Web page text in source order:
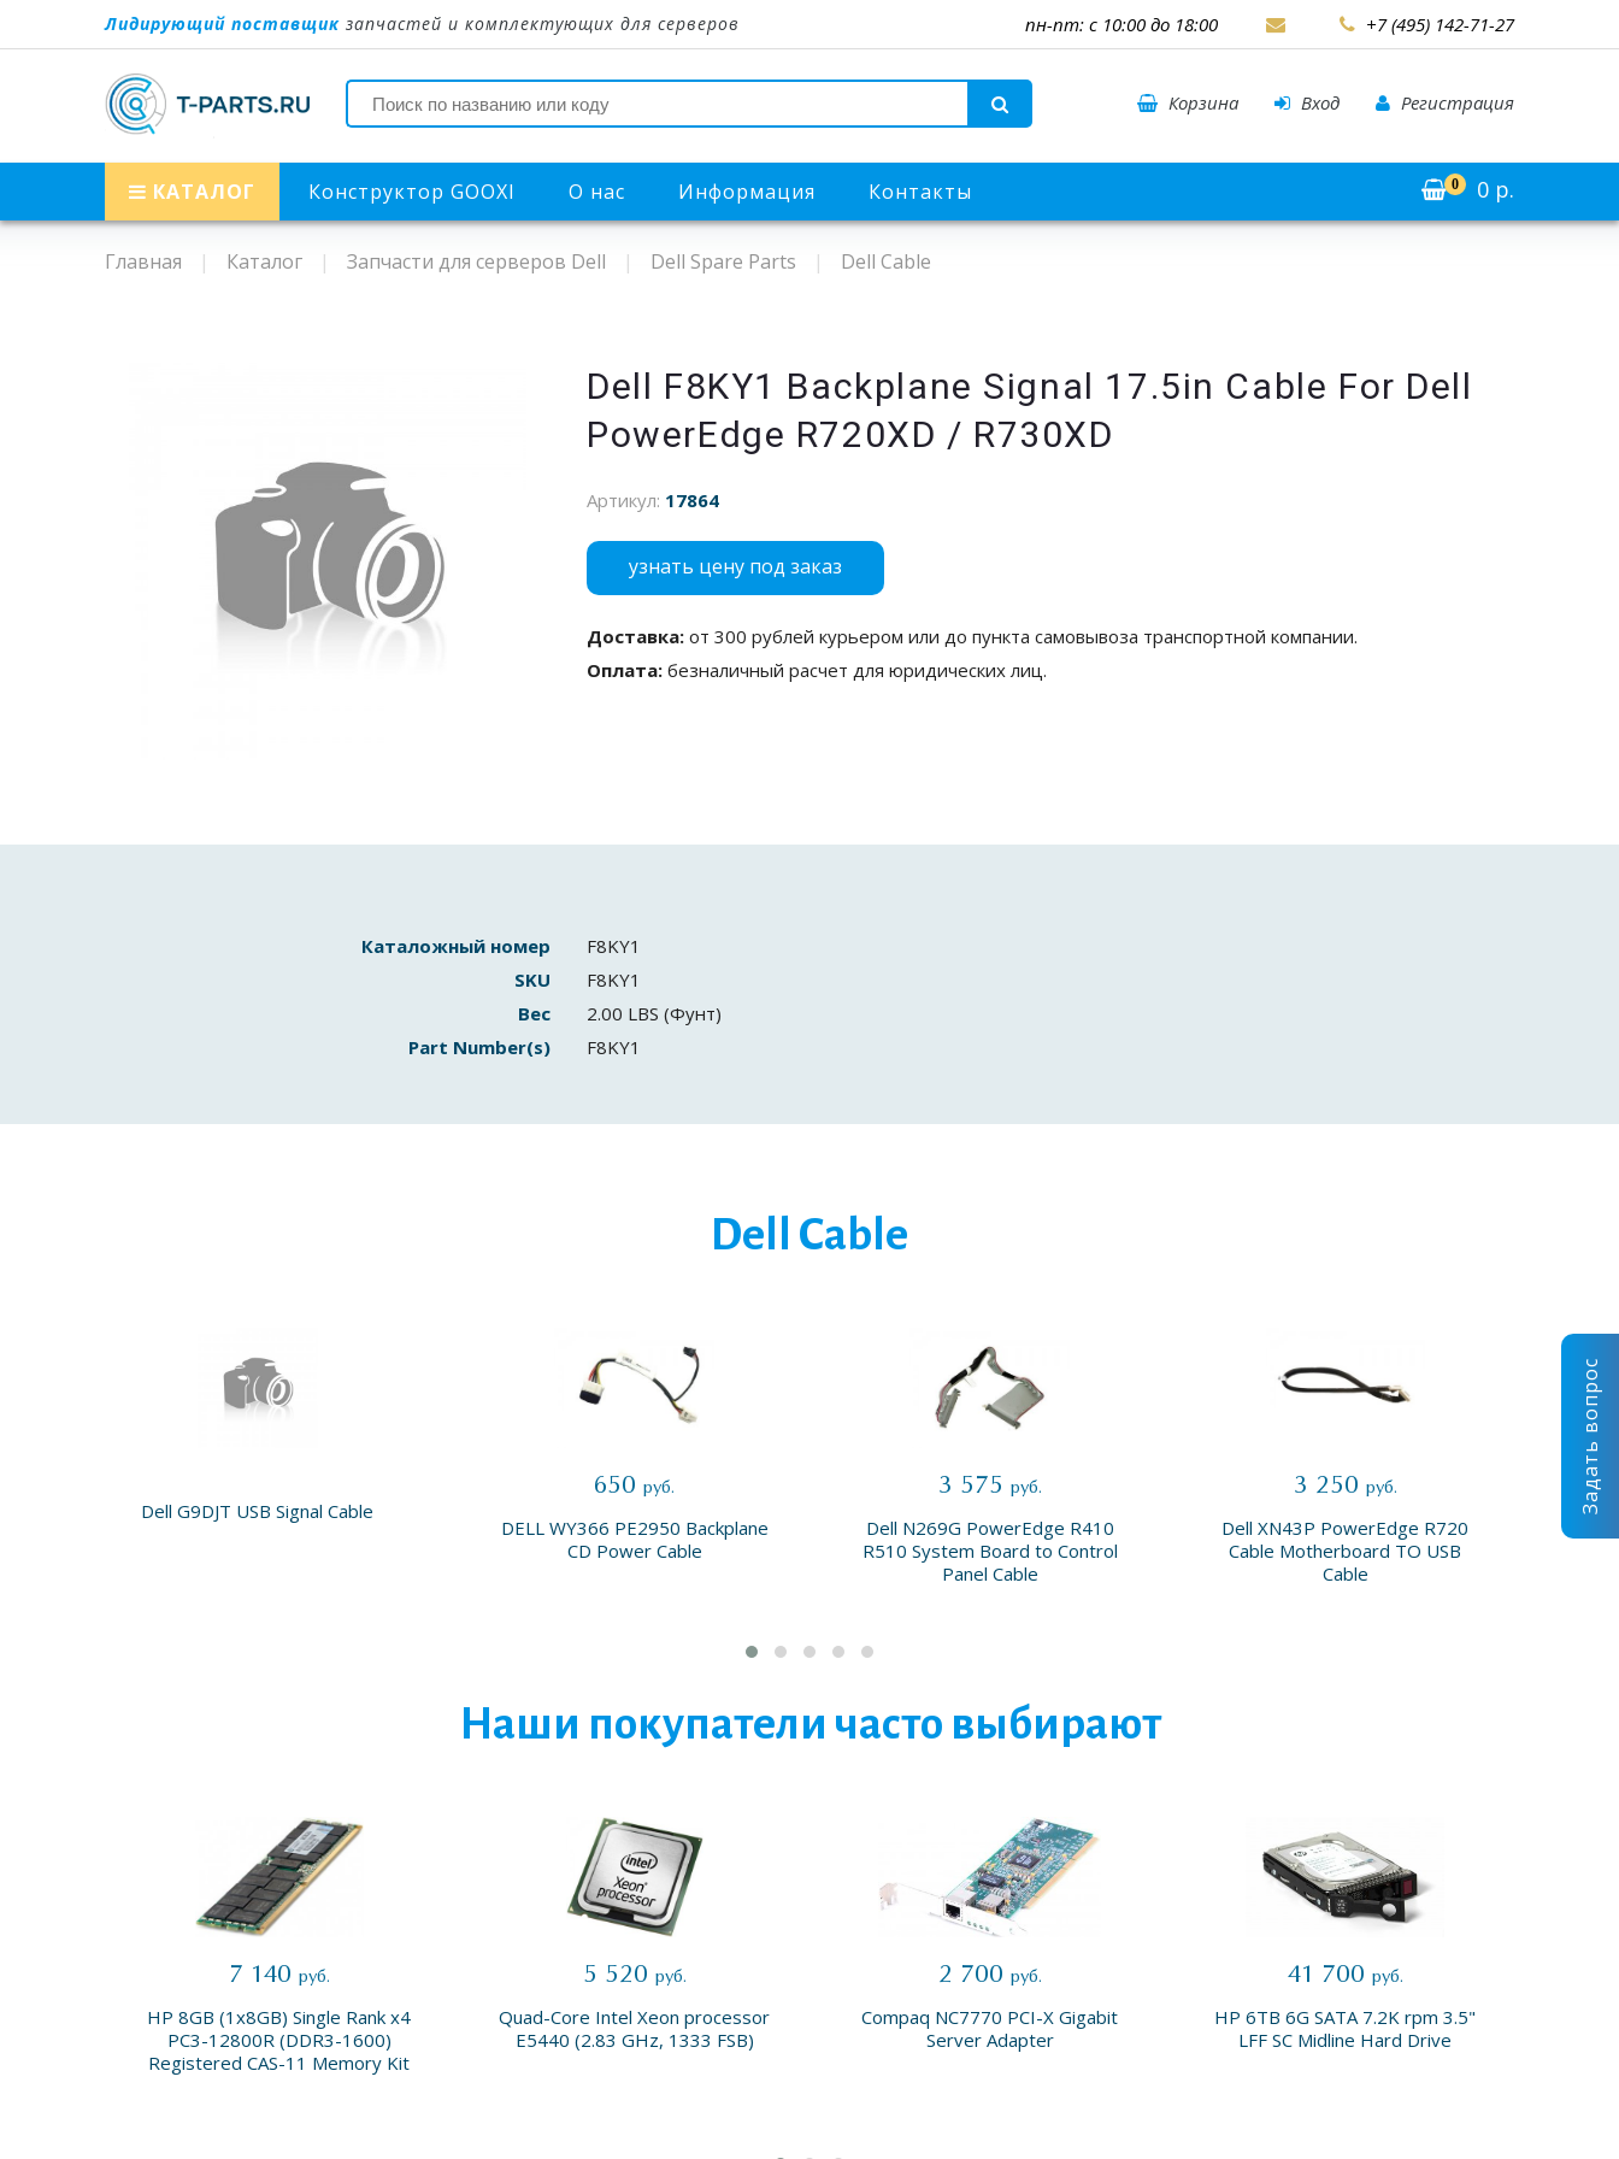
Лидирующий поставщик запчастей и комплектующих для серверов пн-пт: с 10:00 до 18:00 +7 (495) 142-71-27
Корзина Вход Регистрация
КАТАЛОГ Конструктор GOOXI О нас Информация Контакты 0 0 р.
Главная Каталог Запчасти для серверов Dell Dell Spare Parts Dell Cable
Dell F8KY1 Backplane Signal 17.5in Cable For Dell
PowerEdge R720XD / R730XD
Артикул: 17864
узнать цену под заказ
Доставка: от 300 рублей курьером или до пункта самовывоза транспортной компании.
Оплата: безналичный расчет для юридических лиц.
Каталожный номер
F8KY1
SKU
F8KY1
Вес
2.00 LBS (Фунт)
Part Number(s)
F8KY1
Dell Cable
Dell G9DJT USB Signal Cable
650 руб.
DELL WY366 PE2950 Backplane
CD Power Cable
3 575 руб.
Dell N269G PowerEdge R410
R510 System Board to Control
Panel Cable
3 250 руб.
Dell XN43P PowerEdge R720
Cable Motherboard TO USB
Cable
Наши покупатели часто выбирают
7 140 руб.
HP 8GB (1x8GB) Single Rank x4
PC3-12800R (DDR3-1600)
Registered CAS-11 Memory Kit
5 520 руб.
Quad-Core Intel Xeon processor
E5440 (2.83 GHz, 1333 FSB)
2 700 руб.
Compaq NC7770 PCI-X Gigabit
Server Adapter
41 700 руб.
HP 6TB 6G SATA 7.2K rpm 3.5"
LFF SC Midline Hard Drive
Задать вопрос